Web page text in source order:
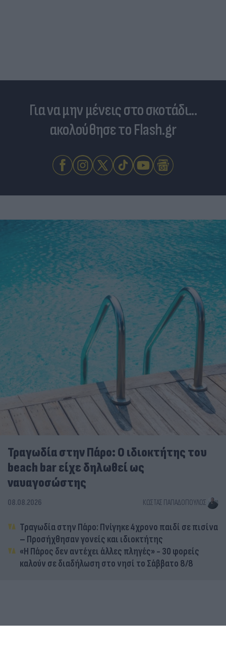
Για να μην μένεις στο σκοτάδι...
ακολούθησε το Flash.gr
Τραγωδία στην Πάρο: Ο ιδιοκτήτης του
beach bar είχε δηλωθεί ως
ναυαγοσώστης
08.08.2026 ΚΏΣΤΑΣ ΠΑΠΑΔΌΠΟΥΛΟΣ
Τραγωδία στην Πάρο: Πνίγηκε 4χρονο παιδί σε πισίνα
– Προσήχθησαν γονείς και ιδιοκτήτης
«Η Πάρος δεν αντέχει άλλες πληγές» - 30 φορείς
καλούν σε διαδήλωση στο νησί το Σάββατο 8/8